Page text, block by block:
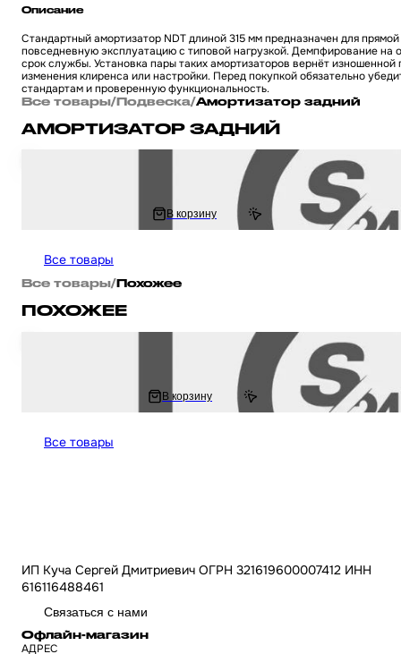
Описание
Стандартный амортизатор NDT длиной 315 мм предназначен для
повседневную эксплуатацию с типовой нагрузкой. Демпфирование на
срок службы. Установка пары таких амортизаторов вернёт
изменения клиренса или настройки. Перед покупкой обязательно
стандартам и проверенную функциональность.
Все товары/Подвеска/Амортизатор задний
АМОРТИЗАТОР ЗАДНИЙ
Амортизатор на китайский 4Т мотоцикл / скутер GY6, HONDA DIO /
В корзину
Все товары
Все товары/Похожее
ПОХОЖЕЕ
Амортизатор на китайский 4Т мотоцикл / скутер GY6, HONDA DIO /
В корзину
Все товары
ИП Куча Сергей Дмитриевич ОГРН 321619600007412 ИНН
616116488461
Связаться с нами
Офлайн-магазин
АДРЕС